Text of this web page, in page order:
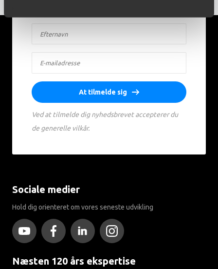
At tilmelde sig
Ved at tilmelde dig nyhedsbrevet accepterer du
de generelle vilkår.
Sociale medier
Hold dig orienteret om vores seneste udvikling
Næsten 120 års ekspertise